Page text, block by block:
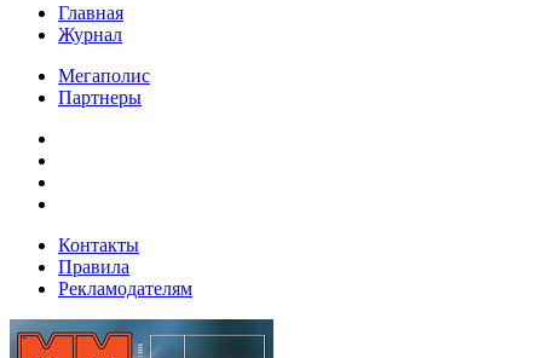
Главная
Журнал
Мегаполис
Партнеры
Контакты
Правила
Рекламодателям